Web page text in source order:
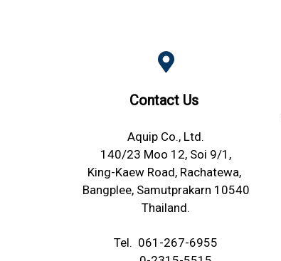
Contact Us
Aquip Co., Ltd.
140/23 Moo 12, Soi 9/1,
King-Kaew Road, Rachatewa,
Bangplee, Samutprakarn 10540
Thailand.
Tel. 061-267-6955